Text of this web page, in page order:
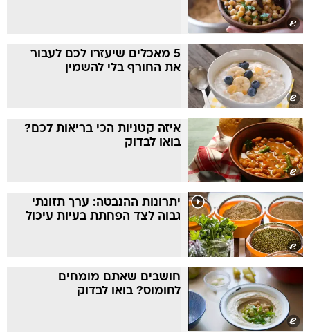
5 מאכלים שיעזרו לכם לעבור
את החורף בלי להשמין
איזה קטניות הכי בריאות לכם?
בואו לבדוק
יתרונות ההנבטה: ערך תזונתי
גבוה לצד הפחתת בעיות עיכול
חושבים שאתם מומחים
לחומוס? בואו לבדוק